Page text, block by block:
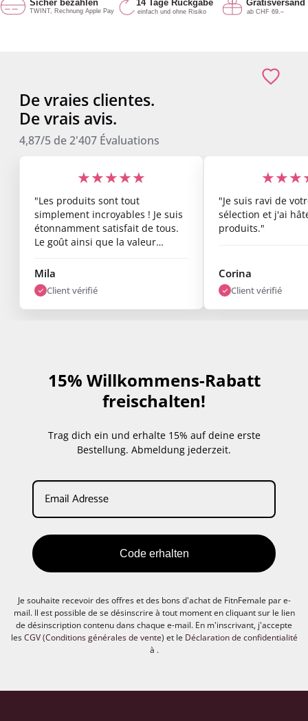
De vraies clientes.
De vrais avis.
4,87/5 de2'407 Évaluations
★★★★★
"Les produits sont tout
simplement incroyables ! Je suis
étonnamment satisfait de tous.
Le goût ainsi que la valeur
résultats commencent déjà à se
voir après une semaine. Je suis
vraiment ravi."
Mila
Client vérifié
"Je suis ravi de
sélection et j'ai
produits."
Corina
Client vérifié
15% Willkommens-Rabatt
freischalten!
Trag dich ein und erhalte 15% auf deine erste
Bestellung. Abmeldung jederzeit.
Code erhalten
Je souhaite recevoir des offres et des bons d'achat de FitnFemale par e-
mail. Il est possible de se désinscrire à tout moment en cliquant sur le lien
de désinscription contenu dans chaque e-mail. En m'inscrivant, j'accepte
les CGV (Conditions générales de vente) et le Déclaration de confidentialité
à .